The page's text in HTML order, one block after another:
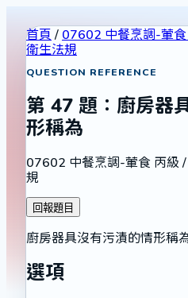
首頁 / 07602 中餐烹調-葷食
衛生法規
QUESTION REFERENCE
第 47 題： 廚房器
形稱為
07602 中餐烹調-葷食 丙級 /
規
回報題目
廚房器具沒有污漬的情形稱
選項